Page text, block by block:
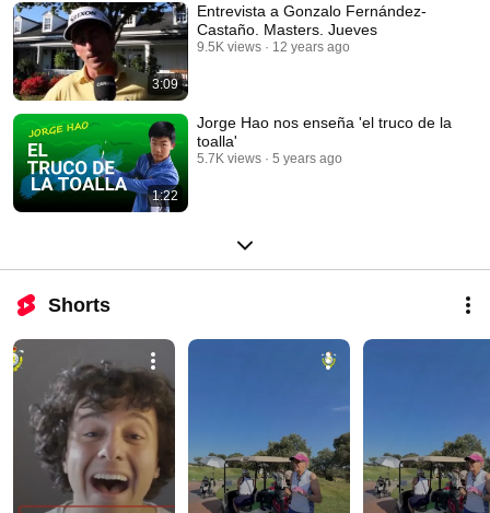
3:09
Entrevista a Gonzalo Fernández-
Castaño. Masters. Jueves
9.5K views 12 years ago
1:22
Jorge Hao nos enseña 'el truco de la
toalla'
5.7K views 5 years ago
Shorts